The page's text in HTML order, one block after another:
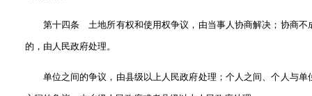
第十四条 土地所有权和使用权争议，由当事人协商解决；协商不
的，由人民政府处理。
单位之间的争议，由县级以上人民政府处理；个人之间、个人与单